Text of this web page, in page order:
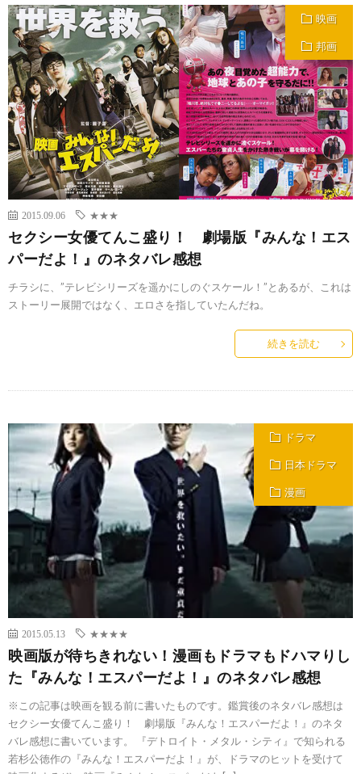
映画
邦画
2015.09.06 ★★★
セクシー女優てんこ盛り！ 劇場版『みんな！エス
パーだよ！』のネタバレ感想
チラシに、”テレビシリーズを遥かにしのぐスケール！”とあるが、これは
ストーリー展開ではなく、エロさを指していたんだね。
続きを読む
ドラマ
日本ドラマ
漫画
2015.05.13 ★★★★
映画版が待ちきれない！漫画もドラマもドハマりし
た『みんな！エスパーだよ！』のネタバレ感想
※この記事は映画を観る前に書いたものです。鑑賞後のネタバレ感想は
セクシー女優てんこ盛り！ 劇場版『みんな！エスパーだよ！』のネタ
バレ感想に書いています。 『デトロイト・メタル・シティ』で知られる
若杉公徳作の『みんな！エスパーだよ！』が、ドラマのヒットを受けて